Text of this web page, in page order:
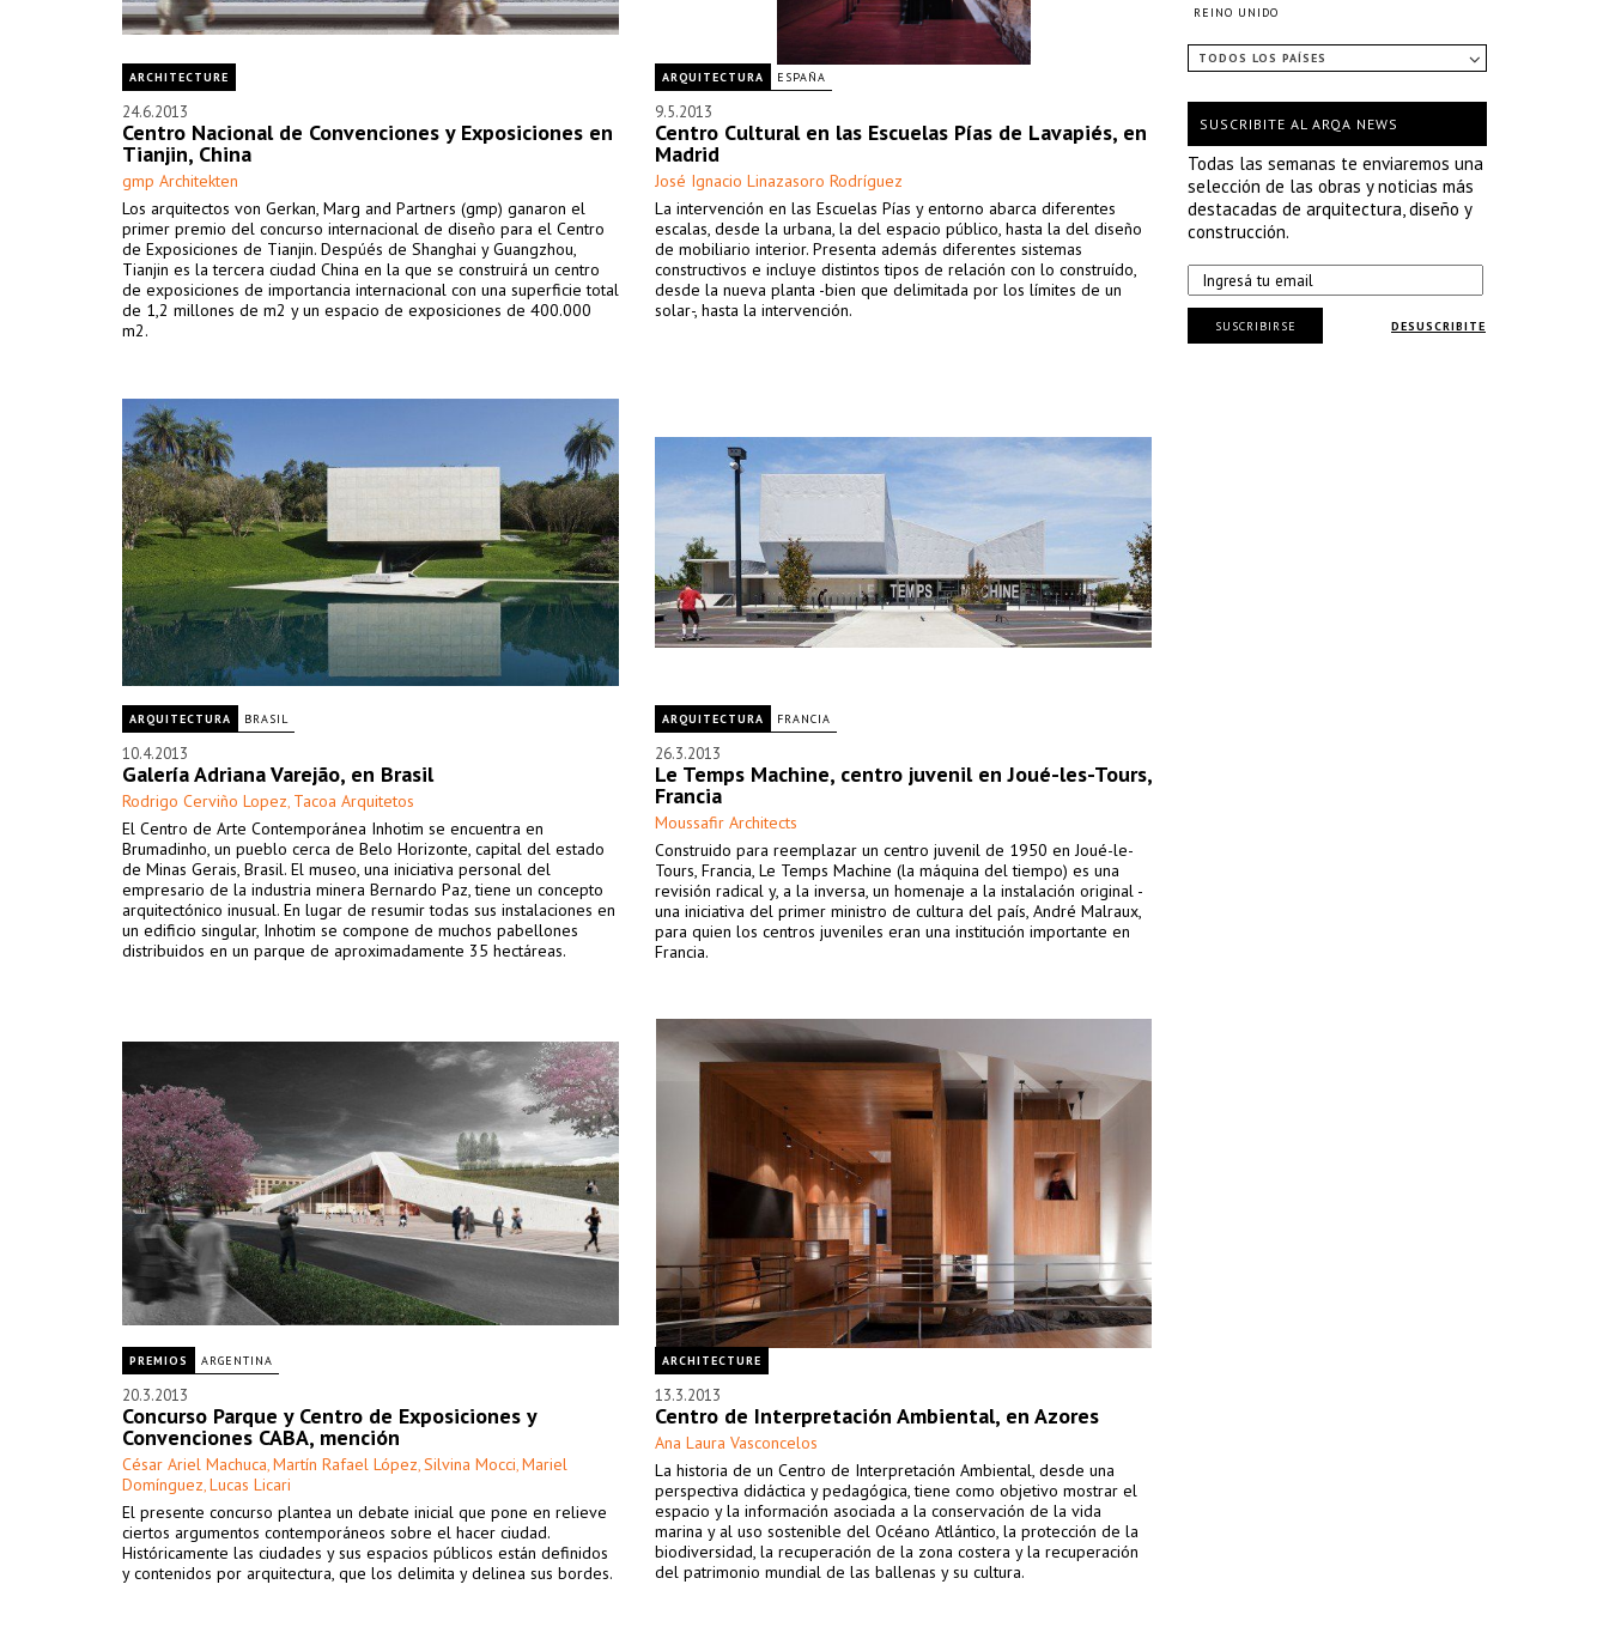
ARCHITECTURE
24.6.2013
Centro Nacional de Convenciones y Exposiciones en
Tianjin, China
gmp Architekten
Los arquitectos von Gerkan, Marg and Partners (gmp) ganaron el
primer premio del concurso internacional de diseño para el Centro
de Exposiciones de Tianjin. Despúés de Shanghai y Guangzhou,
Tianjin es la tercera ciudad China en la que se construirá un centro
de exposiciones de importancia internacional con una superficie total
de 1,2 millones de m2 y un espacio de exposiciones de 400.000
m2.
ARQUITECTURA ESPAÑA
9.5.2013
Centro Cultural en las Escuelas Pías de Lavapiés, en
Madrid
José Ignacio Linazasoro Rodríguez
La intervención en las Escuelas Pías y entorno abarca diferentes
escalas, desde la urbana, la del espacio público, hasta la del diseño
de mobiliario interior. Presenta además diferentes sistemas
constructivos e incluye distintos tipos de relación con lo construído,
desde la nueva planta -bien que delimitada por los límites de un
solar-, hasta la intervención.
ARQUITECTURA BRASIL
10.4.2013
Galería Adriana Varejão, en Brasil
Rodrigo Cerviño Lopez, Tacoa Arquitetos
El Centro de Arte Contemporánea Inhotim se encuentra en
Brumadinho, un pueblo cerca de Belo Horizonte, capital del estado
de Minas Gerais, Brasil. El museo, una iniciativa personal del
empresario de la industria minera Bernardo Paz, tiene un concepto
arquitectónico inusual. En lugar de resumir todas sus instalaciones en
un edificio singular, Inhotim se compone de muchos pabellones
distribuidos en un parque de aproximadamente 35 hectáreas.
ARQUITECTURA FRANCIA
26.3.2013
Le Temps Machine, centro juvenil en Joué-les-Tours,
Francia
Moussafir Architects
Construido para reemplazar un centro juvenil de 1950 en Joué-le-
Tours, Francia, Le Temps Machine (la máquina del tiempo) es una
revisión radical y, a la inversa, un homenaje a la instalación original -
una iniciativa del primer ministro de cultura del país, André Malraux,
para quien los centros juveniles eran una institución importante en
Francia.
PREMIOS ARGENTINA
20.3.2013
Concurso Parque y Centro de Exposiciones y
Convenciones CABA, mención
César Ariel Machuca, Martín Rafael López, Silvina Mocci, Mariel
Domínguez, Lucas Licari
El presente concurso plantea un debate inicial que pone en relieve
ciertos argumentos contemporáneos sobre el hacer ciudad.
Históricamente las ciudades y sus espacios públicos están definidos
y contenidos por arquitectura, que los delimita y delinea sus bordes.
ARCHITECTURE
13.3.2013
Centro de Interpretación Ambiental, en Azores
Ana Laura Vasconcelos
La historia de un Centro de Interpretación Ambiental, desde una
perspectiva didáctica y pedagógica, tiene como objetivo mostrar el
espacio y la información asociada a la conservación de la vida
marina y al uso sostenible del Océano Atlántico, la protección de la
biodiversidad, la recuperación de la zona costera y la recuperación
del patrimonio mundial de las ballenas y su cultura.
REINO UNIDO
TODOS LOS PAÍSES
SUSCRIBITE AL ARQA NEWS
Todas las semanas te enviaremos una
selección de las obras y noticias más
destacadas de arquitectura, diseño y
construcción.
DESUSCRIBITE
SUSCRIBIRSE